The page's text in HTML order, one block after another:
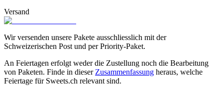
Versand
Wir versenden unsere Pakete ausschliesslich mit der
Schweizerischen Post und per Priority-Paket.
An Feiertagen erfolgt weder die Zustellung noch die Bearbeitung
von Paketen. Finde in dieser Zusammenfassung heraus, welche
Feiertage für Sweets.ch relevant sind.